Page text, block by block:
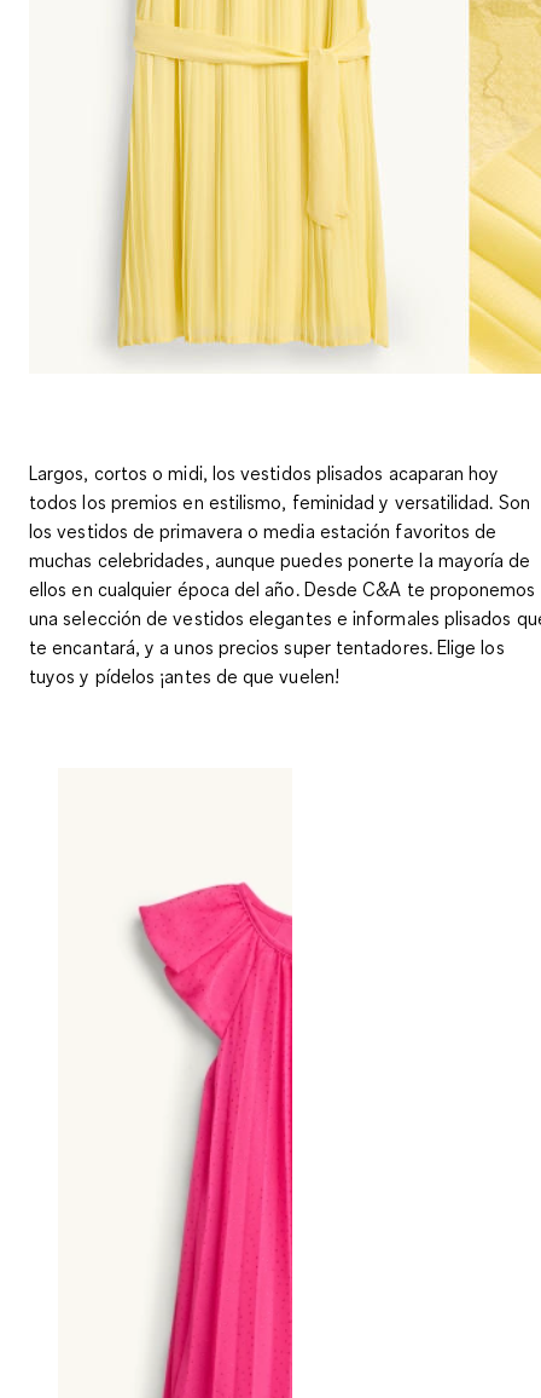
Largos, cortos o midi, los vestidos plisados acaparan hoy
todos los premios en estilismo, feminidad y versatilidad. Son
los vestidos de primavera o media estación favoritos de
muchas celebridades, aunque puedes ponerte la mayoría de
ellos en cualquier época del año. Desde C&A te proponemos
una selección de vestidos elegantes e informales plisados
te encantará, y a unos precios super tentadores. Elige los
tuyos y pídelos ¡antes de que vuelen!